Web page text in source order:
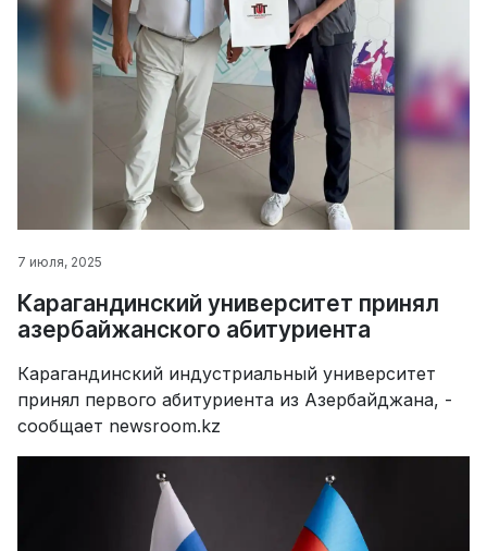
7 июля, 2025
Карагандинский университет принял
азербайжанского абитуриента
Карагандинский индустриальный университет
принял первого абитуриента из Азербайджана, -
сообщает newsroom.kz